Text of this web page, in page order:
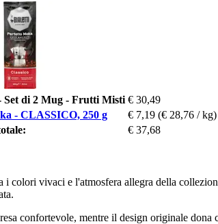
Set di 2 Mug - Frutti Misti € 30,49
- CLASSICO, 250 g
€ 7,19 (€ 28,76 / kg)
€ 37,68
i colori vivaci e l'atmosfera allegra della
confortevole, mentre il design originale dona